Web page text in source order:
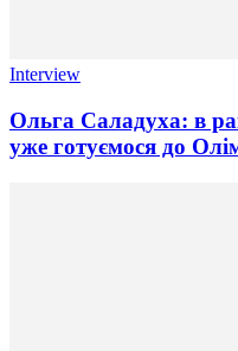
Interview
Ольга Саладуха: в
уже готуємося до